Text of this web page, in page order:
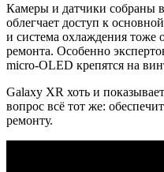
Камеры и датчики собраны
облегчает доступ к
и система охлаждения тоже
ремонта. Особенно
micro-OLED крепятся на
Galaxy XR хоть и
вопрос всё тот же:
ремонту.